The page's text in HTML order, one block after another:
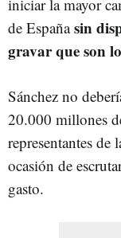
iniciar la mayor
de Españasin
gravar que son
Sánchez no
20.000 millones
representantes de
ocasión de
gasto.